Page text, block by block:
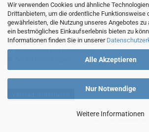
Wir verwenden Cookies und ähnliche
Drittanbietern, um die ordentliche Funktionsweise
gewährleisten, die Nutzung unseres Angebotes zu
ein bestmögliches Einkaufserlebnis bieten zu
Informationen finden Sie in unserer
Alle Akzeptieren
Nur Notwendige
Weitere Informationen
Kontakt
Versand- & Zahlungsbedingungen
Widerrufsrecht & Muster-Widerrufsformular
AGB
Privatsphäre und Datenschutz